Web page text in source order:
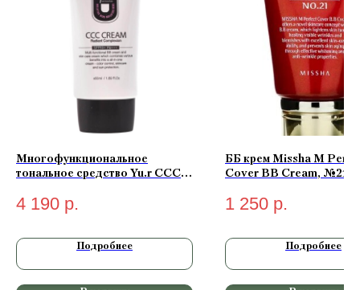
Многофункциональное
тональное средство Yu.r CCC
SPF50+ PA+++ (light-светлый)
4 190 р.
Подробнее
ББ крем Missha M
Cover BB Cream, №21
1 250 р.
Подробнее